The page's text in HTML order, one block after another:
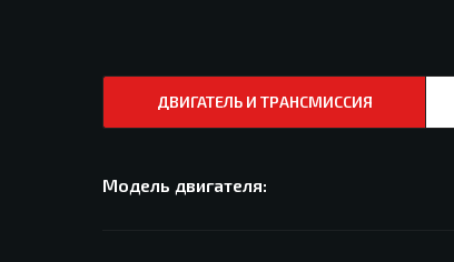
ДВИГАТЕЛЬ И ТРАНСМИССИЯ
Модель двигателя: